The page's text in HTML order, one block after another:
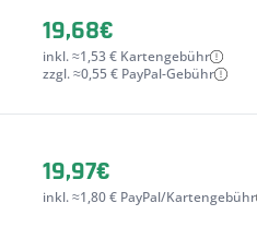
19,68€
inkl. ≈1,53 € Kartengebühr
zzgl. ≈0,55 € PayPal-Gebühr
19,97€
inkl. ≈1,80 € PayPal/Kartengebühr